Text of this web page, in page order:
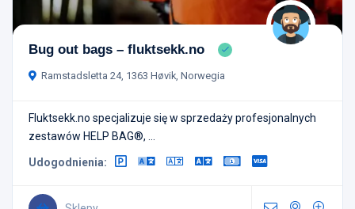
Bug out bags – fluktsekk.no
Ramstadsletta 24, 1363 Høvik, Norwegia
Fluktsekk.no specjalizuje się w sprzedaży profesjonalnych
zestawów HELP BAG®, ...
Udogodnienia: